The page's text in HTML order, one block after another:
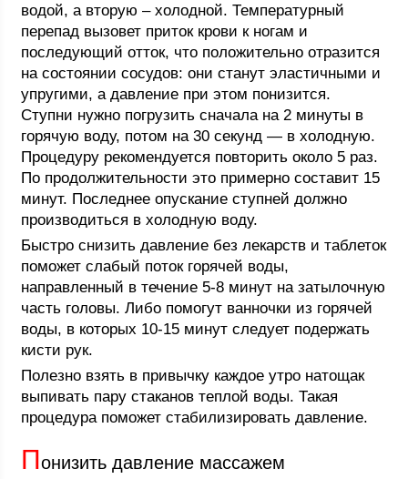
водой, а вторую – холодной. Температурный
перепад вызовет приток крови к ногам и
последующий отток, что положительно отразится
на состоянии сосудов: они станут эластичными и
упругими, а давление при этом понизится.
Ступни нужно погрузить сначала на 2 минуты в
горячую воду, потом на 30 секунд — в холодную.
Процедуру рекомендуется повторить около 5 раз.
По продолжительности это примерно составит 15
минут. Последнее опускание ступней должно
производиться в холодную воду.
Быстро снизить давление без лекарств и таблеток
поможет слабый поток горячей воды,
направленный в течение 5-8 минут на затылочную
часть головы. Либо помогут ванночки из горячей
воды, в которых 10-15 минут следует подержать
кисти рук.
Полезно взять в привычку каждое утро натощак
выпивать пару стаканов теплой воды. Такая
процедура поможет стабилизировать давление.
Понизить давление массажем